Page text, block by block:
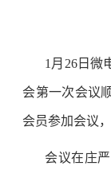
1月26日微
会第一次会议
会员参加会议
会议在庄